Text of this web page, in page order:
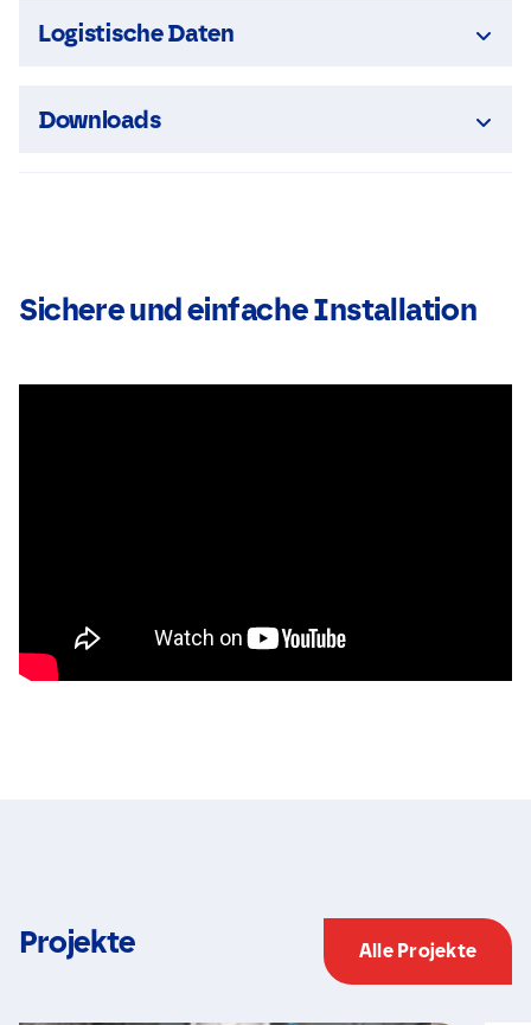
Logistische Daten
Downloads
Sichere und einfache Installation
Projekte Alle Projekte